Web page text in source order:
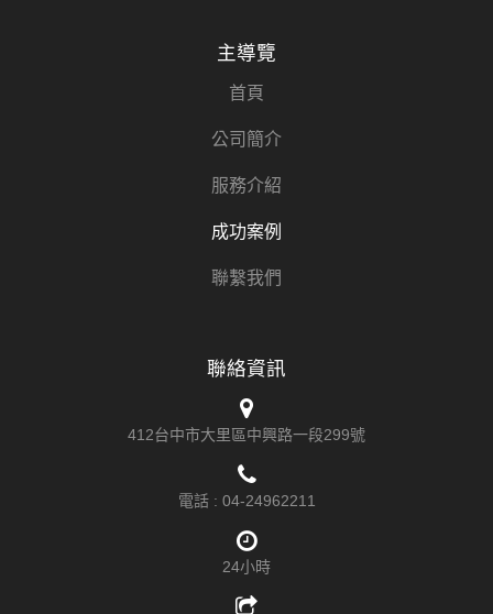
主導覽
首頁
公司簡介
服務介紹
成功案例
聯繫我們
聯絡資訊
412台中市大里區中興路一段299號
電話 : 04-24962211
24小時